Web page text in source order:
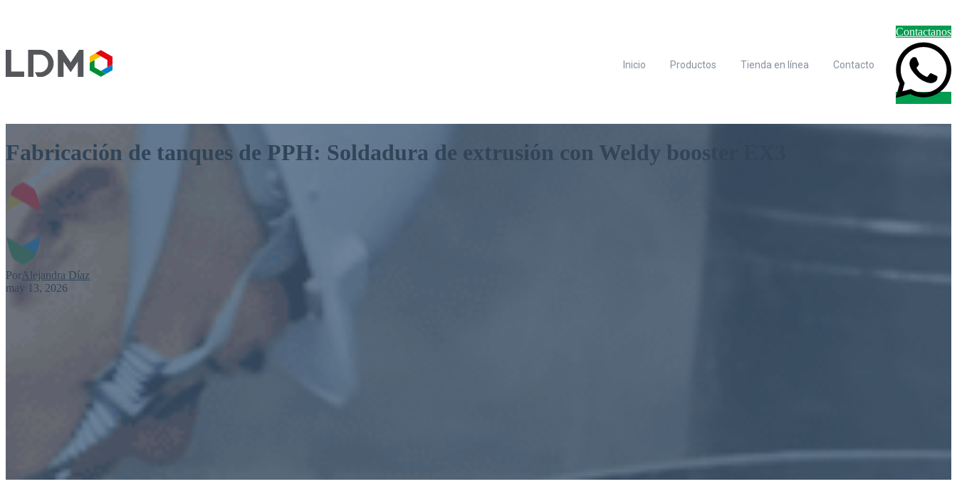
Inicio Productos Tienda en línea Contacto
Contactanos
Fabricación de tanques de PPH: Soldadura de extrusión con Weldy booster EX3
PorAlejandra Díaz
may 13, 2026